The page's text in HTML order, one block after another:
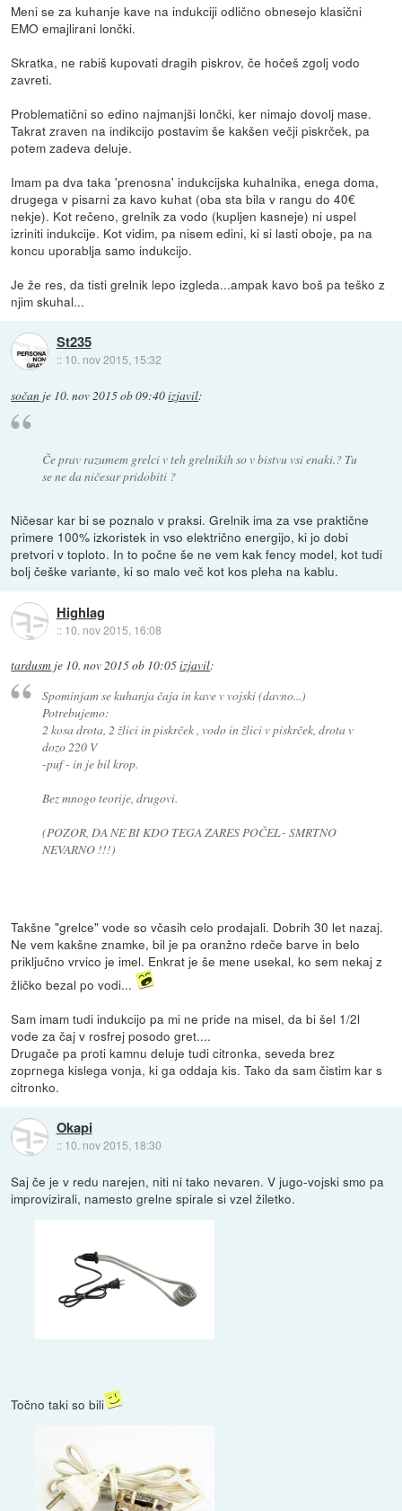
Meni se za kuhanje kave na indukciji odlično obnesejo klasični
EMO emajlirani lončki.
Skratka, ne rabiš kupovati dragih piskrov, če hočeš zgolj vodo
zavreti.
Problematični so edino najmanjši lončki, ker nimajo dovolj mase.
Takrat zraven na indikcijo postavim še kakšen večji piskrček, pa
potem zadeva deluje.
Imam pa dva taka 'prenosna' indukcijska kuhalnika, enega doma,
drugega v pisarni za kavo kuhat (oba sta bila v rangu do 40€
nekje). Kot rečeno, grelnik za vodo (kupljen kasneje) ni uspel
izriniti indukcije. Kot vidim, pa nisem edini, ki si lasti oboje, pa na
koncu uporablja samo indukcijo.
Je že res, da tisti grelnik lepo izgleda...ampak kavo boš pa teško z
njim skuhal...
St235
:: 10. nov 2015, 15:32
sočan je 10. nov 2015 ob 09:40izjavil:
Če prav razumem grelci v teh grelnikih so v bistvu vsi enaki.? Tu
se ne da ničesar pridobiti ?
Ničesar kar bi se poznalo v praksi. Grelnik ima za vse praktične
primere 100% izkoristek in vso električno energijo, ki jo dobi
pretvori v toploto. In to počne še ne vem kak fency model, kot tudi
bolj češke variante, ki so malo več kot kos pleha na kablu.
Highlag
:: 10. nov 2015, 16:08
tardusm je 10. nov 2015 ob 10:05izjavil:
Spominjam se kuhanja čaja in kave v vojski (davno...)
Potrebujemo:
2 kosa drota, 2 žlici in piskrček , vodo in žlici v piskrček, drota v
dozo 220 V
-puf - in je bil krop.
Bez mnogo teorije, drugovi.
(POZOR, DA NE BI KDO TEGA ZARES POČEL- SMRTNO
NEVARNO !!!)
Takšne "grelce" vode so včasih celo prodajali. Dobrih 30 let nazaj.
Ne vem kakšne znamke, bil je pa oranžno rdeče barve in belo
priključno vrvico je imel. Enkrat je še mene usekal, ko sem nekaj z
žličko bezal po vodi...
Sam imam tudi indukcijo pa mi ne pride na misel, da bi šel 1/2l
vode za čaj v rosfrej posodo gret....
Drugače pa proti kamnu deluje tudi citronka, seveda brez
zoprnega kislega vonja, ki ga oddaja kis. Tako da sam čistim kar s
citronko.
Okapi
:: 10. nov 2015, 18:30
Saj če je v redu narejen, niti ni tako nevaren. V jugo-vojski smo pa
improvizirali, namesto grelne spirale si vzel žiletko.
Točno taki so bili